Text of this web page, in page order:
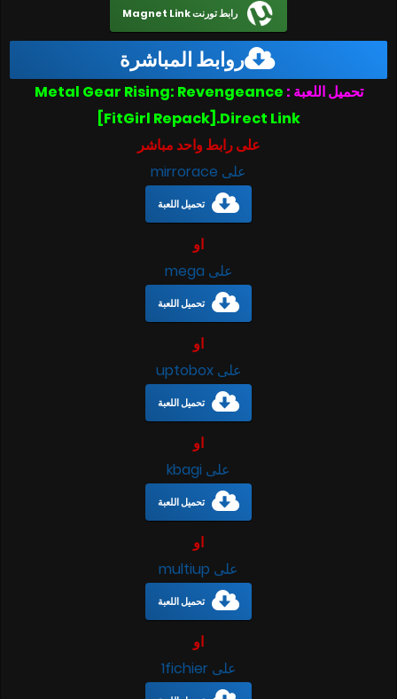
رابط تورنت Magnet Link
روابط المباشرة
تحميل اللعبة : Metal Gear Rising: Revengeance
[FitGirl Repack].Direct Link
على رابط واحد مباشر
على mirrorace
تحميل اللعبة
او
على mega
تحميل اللعبة
او
على uptobox
تحميل اللعبة
او
على kbagi
تحميل اللعبة
او
على multiup
تحميل اللعبة
او
على 1fichier